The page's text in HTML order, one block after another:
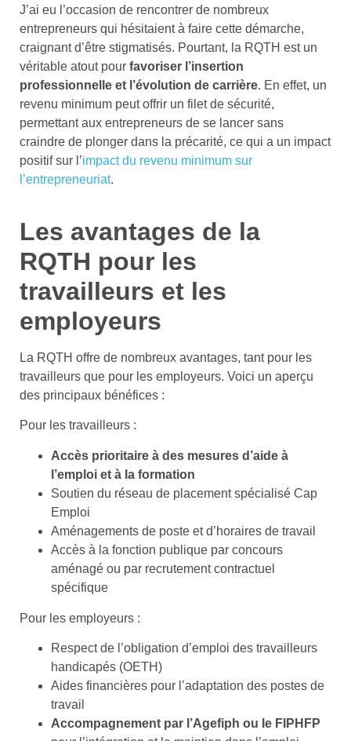
J’ai eu l’occasion de rencontrer de nombreux
entrepreneurs qui hésitaient à faire cette démarche,
craignant d’être stigmatisés. Pourtant, la RQTH est un
véritable atout pour favoriser l’insertion
professionnelle et l’évolution de carrière. En effet, un
revenu minimum peut offrir un filet de sécurité,
permettant aux entrepreneurs de se lancer sans
craindre de plonger dans la précarité, ce qui a un impact
positif sur l’impact du revenu minimum sur
l’entrepreneuriat.
Les avantages de la
RQTH pour les
travailleurs et les
employeurs
La RQTH offre de nombreux avantages, tant pour les
travailleurs que pour les employeurs. Voici un aperçu
des principaux bénéfices :
Pour les travailleurs :
Accès prioritaire à des mesures d’aide à
l’emploi et à la formation
Soutien du réseau de placement spécialisé Cap
Emploi
Aménagements de poste et d’horaires de travail
Accès à la fonction publique par concours
aménagé ou par recrutement contractuel
spécifique
Pour les employeurs :
Respect de l’obligation d’emploi des travailleurs
handicapés (OETH)
Aides financières pour l’adaptation des postes de
travail
Accompagnement par l’Agefiph ou le FIPHFP